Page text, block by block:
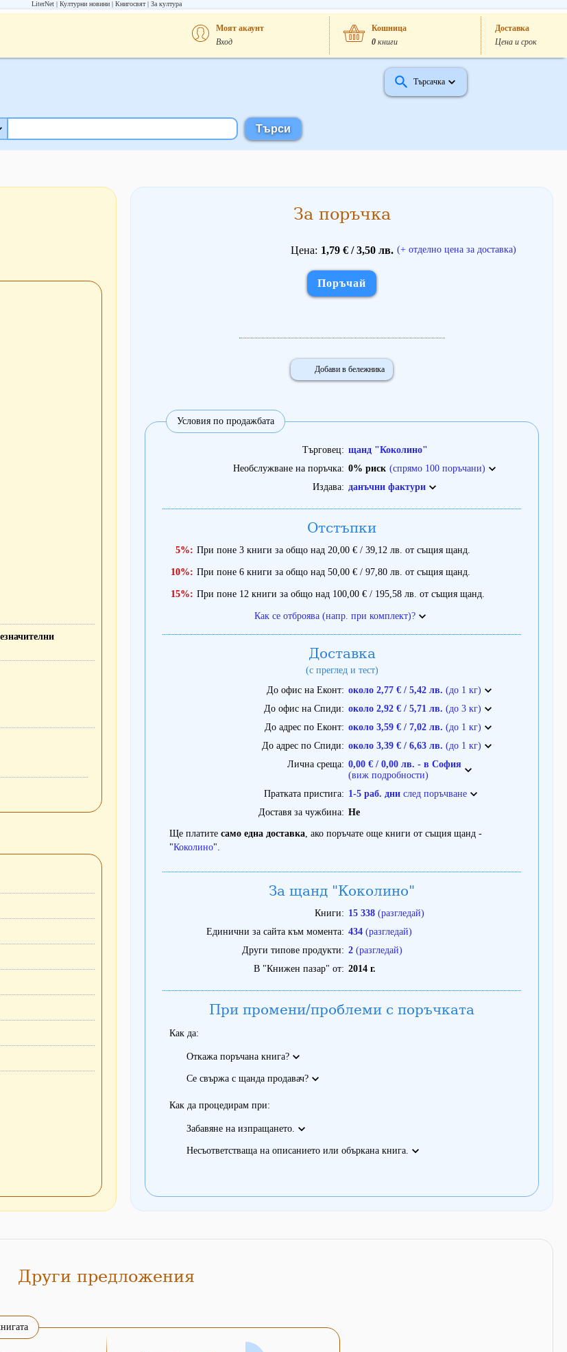
LiterNet Културни новини Книгосвят За култура
Моят акаунт
Вход
Кошница
0 книги
Доставка
Цена и срок
Търсачка
За поръчка
Цена 1,79 € / 3,50 лв. (+ отделно цена за доставка)
Поръчай
Добави в бележника
Условия по продажбата
Търговец
щанд "Коколино"
Необслужване на поръчка
0% риск (спрямо 100 поръчани)
Издава
данъчни фактури
Отстъпки
5%: При поне 3 книги за общо над 20,00 € / 39,12 лв. от същия щанд.
10%: При поне 6 книги за общо над 50,00 € / 97,80 лв. от същия щанд.
15%: При поне 12 книги за общо над 100,00 € / 195,58 лв. от същия щанд.
Как се отброява (напр. при комплект)?
Доставка
(с преглед и тест)
До офис на Еконт
около 2,77 € / 5,42 лв. (до 1 кг)
До офис на Спиди
около 2,92 € / 5,71 лв. (до 3 кг)
До адрес по Еконт
около 3,59 € / 7,02 лв. (до 1 кг)
До адрес по Спиди
около 3,39 € / 6,63 лв. (до 1 кг)
Лична среща
0,00 € / 0,00 лв. - в София
(виж подробности)
Пратката пристига
1-5 раб. дни след поръчване
Доставя за чужбина
Не
Ще платите само една доставка, ако поръчате още книги от същия щанд -
"Коколино".
За щанд "Коколино"
Книги 15 338(разгледай)
Единични за сайта към момента
434(разгледай)
Други типове продукти
2(разгледай)
В "Книжен пазар" от
2014 г.
При промени/проблеми с поръчката
Как да:
Откажа поръчана книга?
Се свържа с щанда продавач?
Как да процедирам при:
Забавяне на изпращането.
Несъответстваща на описанието или объркана книга.
Други предложения